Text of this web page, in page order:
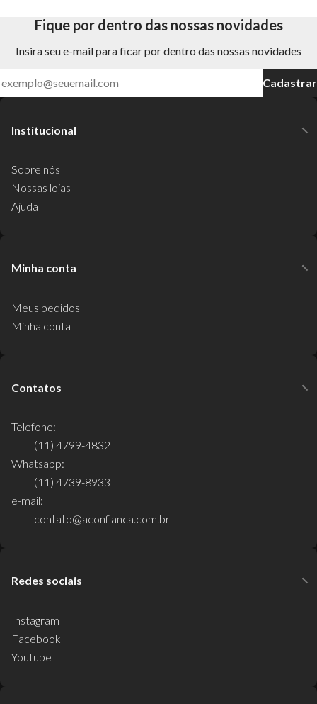
Fique por dentro das nossas novidades
Insira seu e-mail para ficar por dentro das nossas novidades
Cadastrar
Institucional
Sobre nós
Nossas lojas
Ajuda
Minha conta
Meus pedidos
Minha conta
Contatos
Telefone:
(11) 4799-4832
Whatsapp:
(11) 4739-8933
e-mail:
contato@aconfianca.com.br
Redes sociais
Instagram
Facebook
Youtube